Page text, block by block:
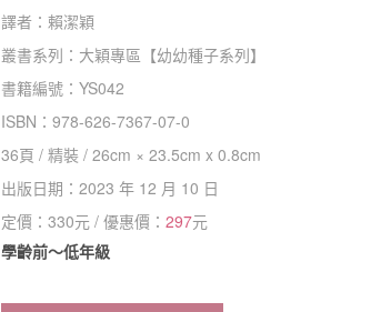
譯者：賴潔穎
叢書系列： 大穎專區 【幼幼種子系列】
書籍編號：YS042
ISBN：978-626-7367-07-0
36頁 /精裝 /26cm × 23.5cm x 0.8cm
出版日期：2023 年 12 月 10 日
定價：330元 / 優惠價：297元
學齡前～低年級